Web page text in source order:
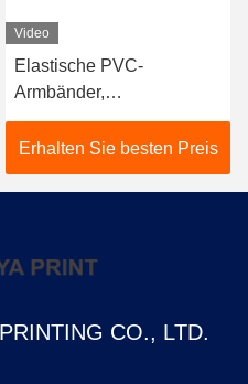
Video
Elastische PVC-
Armbänder,
kundenspezifische weiche
Vinyl-Armbänder.
Erhalten Sie besten Preis
CO., LTD.